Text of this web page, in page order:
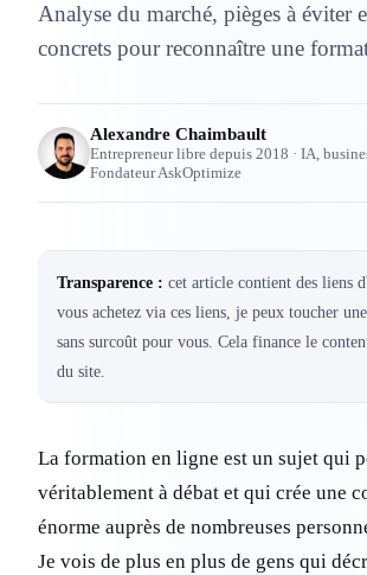
Analyse du marché, pièges à éviter
concrets pour reconnaître une
Alexandre Chaimbault
Entrepreneur libre depuis 2018 · IA,
Fondateur AskOptimize
Transparence : cet article contient des liens
vous achetez via ces liens, je peux toucher
sans surcoût pour vous. Cela finance le
du site.
La formation en ligne est un sujet qui
véritablement à débat et qui crée une
énorme auprès de nombreuses
Je vois de plus en plus de gens qui